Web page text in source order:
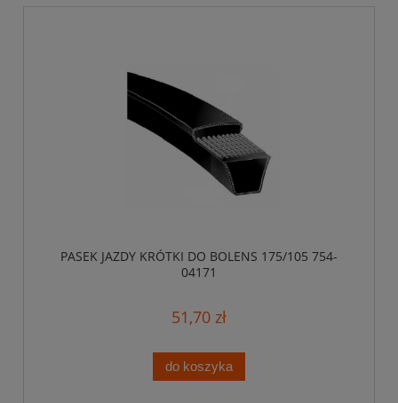
PASEK JAZDY KRÓTKI DO BOLENS 175/105 754-
04171
51,70 zł
do koszyka